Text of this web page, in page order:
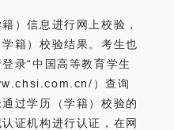
）信息进行网上校验，
籍）校验结果。考生也
录“中国高等教育学生
）查询
过学历（学籍）校验的
证机构进行认证，在网